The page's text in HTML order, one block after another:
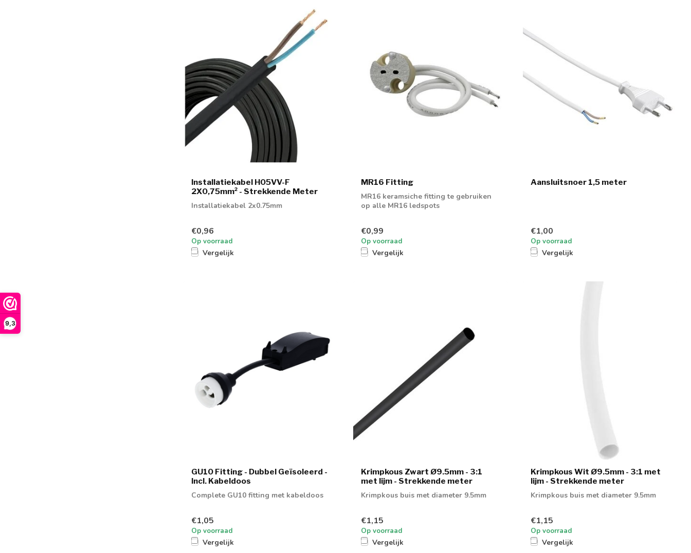
9,3
Installatiekabel H05VV-F
2X0,75mm² - Strekkende Meter
Installatiekabel 2x0.75mm
€0,96
Op voorraad
Vergelijk
MR16 Fitting
MR16 keramsiche fitting te gebruiken
op alle MR16 ledspots
€0,99
Op voorraad
Vergelijk
Aansluitsnoer 1,5 meter
€1,00
Op voorraad
Vergelijk
GU10 Fitting - Dubbel Geïsoleerd -
Incl. Kabeldoos
Complete GU10 fitting met kabeldoos
€1,05
Op voorraad
Vergelijk
Krimpkous Zwart Ø9.5mm - 3:1
met lijm - Strekkende meter
Krimpkous buis met diameter 9.5mm
€1,15
Op voorraad
Vergelijk
Krimpkous Wit Ø9.5mm - 3:1 met
lijm - Strekkende meter
Krimpkous buis met diameter 9.5mm
€1,15
Op voorraad
Vergelijk